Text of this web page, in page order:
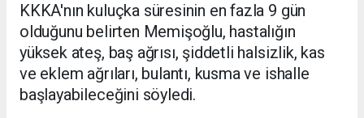
KKKA'nın kuluçka süresinin en fazla 9 gün
olduğunu belirten Memişoğlu, hastalığın
yüksek ateş, baş ağrısı, şiddetli halsizlik, kas
ve eklem ağrıları, bulantı, kusma ve ishalle
başlayabileceğini söyledi.